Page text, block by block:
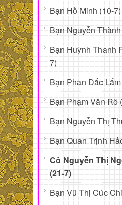
Bạn Hồ Minh (10-7)
Bạn Nguyễn
Bạn Huỳnh Thanh
7)
Bạn Phan Đắc
Bạn Phạm Văn Rô
Bạn Nguyễn Thị
Bạn Quan Trịnh
Cô Nguyễn Thị
(21-7)
Bạn Vũ Thị Cúc